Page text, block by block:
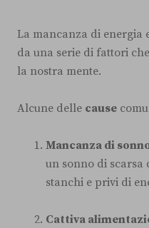
La mancanza di energia
da una serie di fattori
la nostra mente.
Alcune delle cause
Mancanza di
un sonno di scarsa
stanchi e privi di
Cattiva